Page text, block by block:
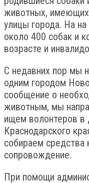
животных,
улицы города. На на
около 400 собак и
возрасте и
С недавних пор мы
одним городом
сообщение о
животным, мы
ищем волонтеров в
Краснодарского
собираем средства
сопровождение.
При помощи